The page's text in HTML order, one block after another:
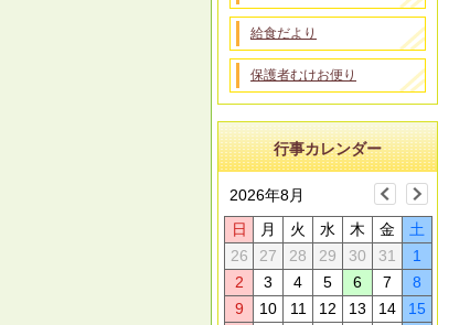
給食だより
保護者むけお便り
行事カレンダー
2026年8月
日 月 火 水 木 金
土
26
27 28 29 30 31
1
2
3 4 5 6 7
8
9
10 11 12 13 14
15